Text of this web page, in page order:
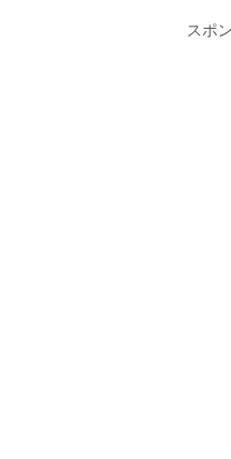
スポ